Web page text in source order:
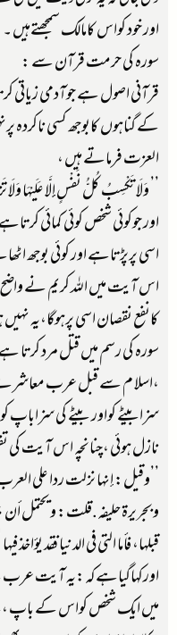
اور خود کواس کامالک سمجھتےہیں ۔
سورہ کی حرمت قرآن سے :
قرآنی اصول ہے جوآدمی
کے گناہوں کابوجھ کسی ناکردہ
العزت فرماتے ہیں ،
’’ وَلَا تَكْسِبُ كُلُّ نَفْسٍ إِلَّا عَلَيْهَا
اور جوکوئی شخص کوئی کمائی
اسی پرپڑتاہے اور کوئی بوجھ
اس آیت میں اللہ کریم نے واضح
کانفع نقصان اسی پرہوگا،یہ
سورہ کی رسم میں قتل مرد
،اسلا م سے قبل عرب
سزابیٹے کواور بیٹے کی
نازل ہوئی ،چنانچہ اس آیت کی
’’وقيل: إنها نزلت ردا على العرب
وبجريرة حليفه.قلت: ويحتمل أن
قبلها، فأما التي في الدنيا فقد
اورکہاگیاہےکہ:یہ آیت
میں ایک شخص کواس کے باپ